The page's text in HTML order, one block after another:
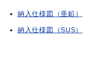
納入仕様図（亜鉛）
納入仕様図（SUS）